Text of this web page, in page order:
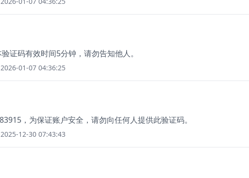
证码有效时间5分钟，请勿告知他人。
01-07 04:36:25
，为保证账户安全，请勿向任何人提供此验证码。
12-30 07:43:43